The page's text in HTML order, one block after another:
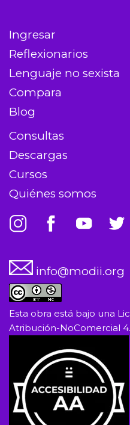
Ingresar
Reflexionarios
Lenguaje no sexista
Compara
Blog
Consultas
Descargas
Cursos
Quiénes somos
info@modii.org
Esta obra está bajo una
Atribución-NoComercial